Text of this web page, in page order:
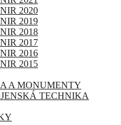
2020
2019
2018
2017
2016
2015
A MONUMENTY
TECHNIKA